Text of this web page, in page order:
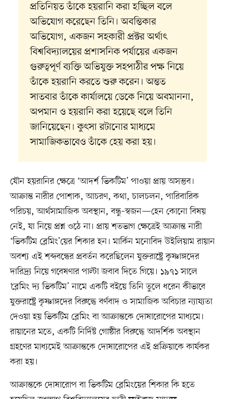
প্রতিনিয়ত তাঁকে হয়রানি করা হচ্ছিল বলে
অভিযোগ করেছেন তিনি। অবন্তিকার
অভিযোগ, একজন সহকারী প্রক্টর অর্থাৎ
বিশ্ববিদ্যালয়ের প্রশাসনিক পর্যায়ের একজন
গুরুত্বপূর্ণ ব্যক্তি অভিযুক্ত সহপাঠীর পক্ষ নিয়ে
তাঁকে হয়রানি করতে শুরু করেন। অন্তত
সাতবার তাঁকে কার্যালয়ে ডেকে নিয়ে অবমাননা,
অপমান ও হয়রানি করা হয়েছে বলে তিনি
জানিয়েছেন। কুৎসা রটানোর মাধ্যমে
সামাজিকভাবেও তাঁকে হেয় করা হয়।
যৌন হয়রানির ক্ষেত্রে ‘আদর্শ ভিকটিম’ পাওয়া প্রায় অসম্ভব।
আক্রান্ত নারীর পোশাক, আচরণ, কথা, চালচলন, পারিবারিক
পরিচয়, আর্থসামাজিক অবস্থান, বন্ধু–স্বজন—হেন কোনো বিষয়
নেই, যা নিয়ে প্রশ্ন ওঠে না। প্রায় শতভাগ ক্ষেত্রেই আক্রান্ত নারী
‘ভিকটিম ব্লেমিং’য়ের শিকার হন। মার্কিন মনোবিদ উইলিয়াম রায়ান
অবশ্য এই শব্দবন্ধের প্রবর্তন করেছিলেন যুক্তরাষ্ট্রে কৃষ্ণাঙ্গদের
দারিদ্র্য নিয়ে গবেষণার পাল্টা জবাব দিতে গিয়ে। ১৯৭১ সালে
‘ব্লেমিং দ্য ভিকটিম’ নামে একটি বইয়ে তিনি তুলে ধরেন কীভাবে
যুক্তরাষ্ট্রে কৃষ্ণাঙ্গদের বিরুদ্ধে বর্ণবাদ ও সামাজিক অবিচার ন্যায্যতা
দেওয়া হয় ভিকটিম ব্লেমিং বা আক্রান্তকে দোষারোপের মাধ্যমে।
রায়ানের মতে, একটি নির্দিষ্ট গোষ্ঠীর বিরুদ্ধে আদর্শিক অবস্থান
গ্রহণের মাধ্যমেই আক্রান্তকে দোষারোপের এই প্রক্রিয়াকে কার্যকর
করা হয়।
আক্রান্তকে দোষারোপ বা ভিকটিম ব্লেমিংয়ের শিকার কি হতে